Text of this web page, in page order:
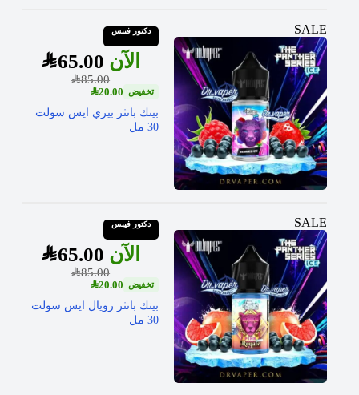
SALE دكتور فيبس
SAR85.00
SAR65.00
SAR20.00
بينك بانثر بيري ايس سولت
30 مل
SALE دكتور فيبس
SAR85.00
SAR65.00
SAR20.00
بينك بانثر رويال ايس سولت
30 مل